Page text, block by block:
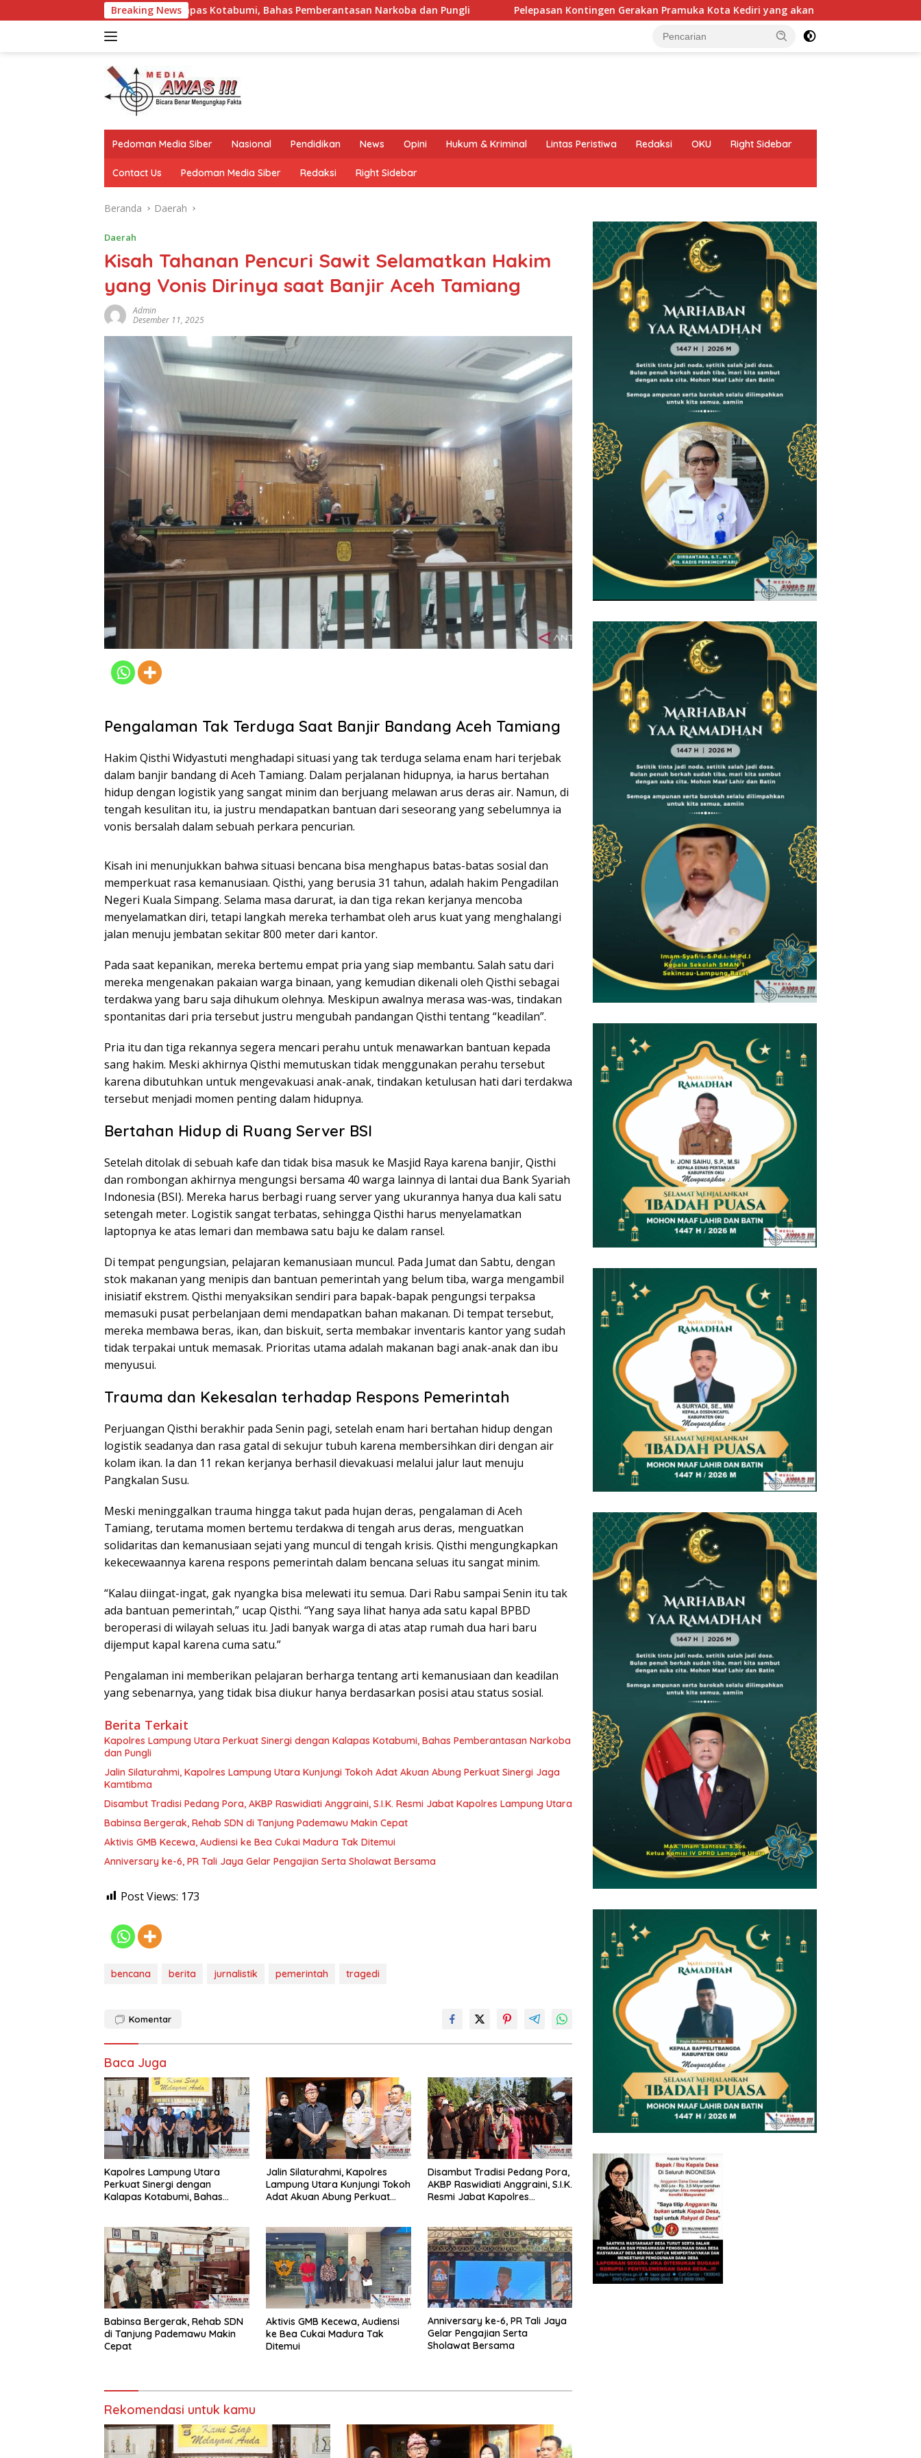
ke
Breaking News
Kalapas Kotabumi, Bahas Pemberantasan Narkoba dan Pungli Pelepasan Kontingen Gerakan Pramuka Kota Kediri yang akan mengikuti Jambore Nasional (Jamnas) XII Tahun
Pedoman Media Siber Nasional Pendidikan News Opini Hukum & Kriminal Lintas Peristiwa Redaksi OKU Right Sidebar
Contact Us Pedoman Media Siber Redaksi Right Sidebar
Beranda Daerah
Daerah
Kisah Tahanan Pencuri Sawit Selamatkan Hakim
yang Vonis Dirinya saat Banjir Aceh Tamiang
Admin
Desember 11, 2025
Pengalaman Tak Terduga Saat Banjir Bandang Aceh Tamiang
Hakim Qisthi Widyastuti menghadapi situasi yang tak terduga selama enam hari terjebak
dalam banjir bandang di Aceh Tamiang. Dalam perjalanan hidupnya, ia harus bertahan
hidup dengan logistik yang sangat minim dan berjuang melawan arus deras air. Namun, di
tengah kesulitan itu, ia justru mendapatkan bantuan dari seseorang yang sebelumnya ia
vonis bersalah dalam sebuah perkara pencurian.
Kisah ini menunjukkan bahwa situasi bencana bisa menghapus batas-batas sosial dan
memperkuat rasa kemanusiaan. Qisthi, yang berusia 31 tahun, adalah hakim Pengadilan
Negeri Kuala Simpang. Selama masa darurat, ia dan tiga rekan kerjanya mencoba
menyelamatkan diri, tetapi langkah mereka terhambat oleh arus kuat yang menghalangi
jalan menuju jembatan sekitar 800 meter dari kantor.
Pada saat kepanikan, mereka bertemu empat pria yang siap membantu. Salah satu dari
mereka mengenakan pakaian warga binaan, yang kemudian dikenali oleh Qisthi sebagai
terdakwa yang baru saja dihukum olehnya. Meskipun awalnya merasa was-was, tindakan
spontanitas dari pria tersebut justru mengubah pandangan Qisthi tentang “keadilan”.
Pria itu dan tiga rekannya segera mencari perahu untuk menawarkan bantuan kepada
sang hakim. Meski akhirnya Qisthi memutuskan tidak menggunakan perahu tersebut
karena dibutuhkan untuk mengevakuasi anak-anak, tindakan ketulusan hati dari terdakwa
tersebut menjadi momen penting dalam hidupnya.
Bertahan Hidup di Ruang Server BSI
Setelah ditolak di sebuah kafe dan tidak bisa masuk ke Masjid Raya karena banjir, Qisthi
dan rombongan akhirnya mengungsi bersama 40 warga lainnya di lantai dua Bank Syariah
Indonesia (BSI). Mereka harus berbagi ruang server yang ukurannya hanya dua kali satu
setengah meter. Logistik sangat terbatas, sehingga Qisthi harus menyelamatkan
laptopnya ke atas lemari dan membawa satu baju ke dalam ransel.
Di tempat pengungsian, pelajaran kemanusiaan muncul. Pada Jumat dan Sabtu, dengan
stok makanan yang menipis dan bantuan pemerintah yang belum tiba, warga mengambil
inisiatif ekstrem. Qisthi menyaksikan sendiri para bapak-bapak pengungsi terpaksa
memasuki pusat perbelanjaan demi mendapatkan bahan makanan. Di tempat tersebut,
mereka membawa beras, ikan, dan biskuit, serta membakar inventaris kantor yang sudah
tidak terpakai untuk memasak. Prioritas utama adalah makanan bagi anak-anak dan ibu
menyusui.
Trauma dan Kekesalan terhadap Respons Pemerintah
Perjuangan Qisthi berakhir pada Senin pagi, setelah enam hari bertahan hidup dengan
logistik seadanya dan rasa gatal di sekujur tubuh karena membersihkan diri dengan air
kolam ikan. Ia dan 11 rekan kerjanya berhasil dievakuasi melalui jalur laut menuju
Pangkalan Susu.
Meski meninggalkan trauma hingga takut pada hujan deras, pengalaman di Aceh
Tamiang, terutama momen bertemu terdakwa di tengah arus deras, menguatkan
solidaritas dan kemanusiaan sejati yang muncul di tengah krisis. Qisthi mengungkapkan
kekecewaannya karena respons pemerintah dalam bencana seluas itu sangat minim.
“Kalau diingat-ingat, gak nyangka bisa melewati itu semua. Dari Rabu sampai Senin itu tak
ada bantuan pemerintah,” ucap Qisthi. “Yang saya lihat hanya ada satu kapal BPBD
beroperasi di wilayah seluas itu. Jadi banyak warga di atas atap rumah dua hari baru
dijemput kapal karena cuma satu.”
Pengalaman ini memberikan pelajaran berharga tentang arti kemanusiaan dan keadilan
yang sebenarnya, yang tidak bisa diukur hanya berdasarkan posisi atau status sosial.
Berita Terkait
Kapolres Lampung Utara Perkuat Sinergi dengan Kalapas Kotabumi, Bahas Pemberantasan Narkoba
dan Pungli
Jalin Silaturahmi, Kapolres Lampung Utara Kunjungi Tokoh Adat Akuan Abung Perkuat Sinergi Jaga
Kamtibma
Disambut Tradisi Pedang Pora, AKBP Raswidiati Anggraini, S.I.K. Resmi Jabat Kapolres Lampung Utara
Babinsa Bergerak, Rehab SDN di Tanjung Pademawu Makin Cepat
Aktivis GMB Kecewa, Audiensi ke Bea Cukai Madura Tak Ditemui
Anniversary ke-6, PR Tali Jaya Gelar Pengajian Serta Sholawat Bersama
Post Views: 173
bencana berita jurnalistik pemerintah tragedi
Komentar
Baca Juga
Kapolres Lampung Utara
Perkuat Sinergi dengan
Kalapas Kotabumi, Bahas
Jalin Silaturahmi, Kapolres
Lampung Utara Kunjungi Tokoh
Adat Akuan Abung Perkuat
Disambut Tradisi Pedang Pora,
AKBP Raswidiati Anggraini, S.I.K.
Resmi Jabat Kapolres
Babinsa Bergerak, Rehab SDN
di Tanjung Pademawu Makin
Cepat
Aktivis GMB Kecewa, Audiensi
ke Bea Cukai Madura Tak
Ditemui
Anniversary ke-6, PR Tali Jaya
Gelar Pengajian Serta
Sholawat Bersama
Rekomendasi untuk kamu